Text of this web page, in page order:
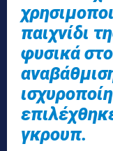
παιχνίδι
φυσικά
γκρουπ.